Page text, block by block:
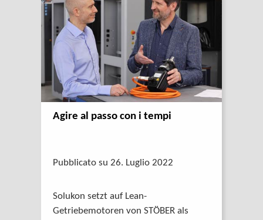
Agire al passo con i tempi
Pubblicato su 26. Luglio 2022
Solukon setzt auf Lean-
Getriebemotoren von STÖBER als